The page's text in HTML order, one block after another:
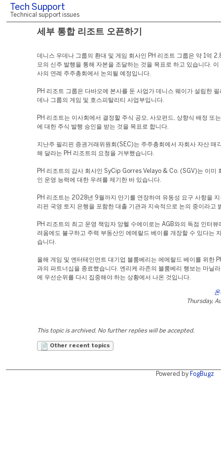
Tech Support
Technical support issues
세부 통합 리조트 오픈하기
데니스 우데나 그룹의 환대 및 게임 회사인 PH 리조트 그룹은 약 1억
모의 신주 발행을 통해 자본을 조달하는 것을 목표로 하고 있습니다. 이
사의 연례 주주총회에서 논의될 예정입니다.
PH 리조트 그룹은 다바오에 본사를 둔 사업가 데니스 웨이가 설립한
데나 그룹의 게임 및 호스피탈리티 사업부입니다.
PH 리조트는 이사회에서 결정할 주식 공모, 사모펀드, 상향식 배정 또
에 대한 주식 발행 승인을 받는 것을 목표로 합니다.
지난주 필리핀 증권거래위원회(SEC)는 주주총회에서 자회사 자산 매
해 달라는 PH 리조트의 요청을 거부했습니다.
PH 리조트의 감사 회사인 SyCip Gorres Velayo & Co. (SGV)는 이미
인 운영 능력에 대한 우려를 제기한 바 있습니다.
PH 리조트는 2028년 9월까지 만기를 연장하여 유동성 요구 사항을
리핀 국영 토지 은행을 포함한 대출 기관과 지속적으로 논의 중이라고
PH 리조트의 최고 운영 책임자 앙헬 수에이로는 AGB와의 독점 인터뷰
려움에도 불구하고 주력 부동산인 에메랄드 베이를 개장할 수 있다는
습니다.
올해 게임 및 엔터테인먼트 대기업 블룸베리는 에메랄드 베이를 위한
과의 파트너십을 종료했습니다. 엔리케 라존의 블룸베리 행보는 마닐
에 우선순위를 다시 집중해야 하는 상황에서 나온 것입니다.
Thursday,
This topic is archived. No further replies will be accepted.
Other recent topics
Powered by FogBugz